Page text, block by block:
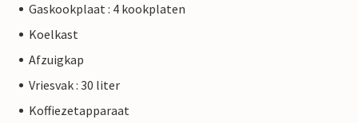
Gaskookplaat : 4 kookplaten
Koelkast
Afzuigkap
Vriesvak : 30 liter
Koffiezetapparaat